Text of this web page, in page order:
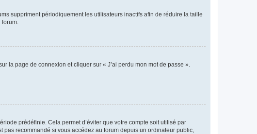
suppriment périodiquement les utilisateurs inactifs afin de réduire la taille
la page de connexion et cliquer sur « J’ai perdu mon mot de passe ».
prédéfinie. Cela permet d’éviter que votre compte soit utilisé par
pas recommandé si vous accédez au forum depuis un ordinateur public,